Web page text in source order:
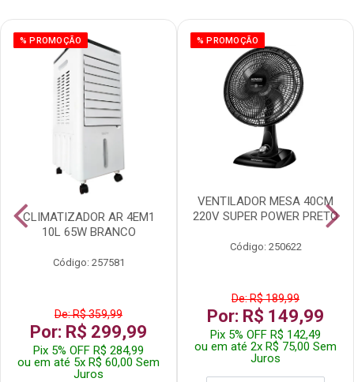
% PROMOÇÃO
CLIMATIZADOR AR 4EM1
10L 65W BRANCO
Código: 257581
De: R$ 359,99
Por: R$ 299,99
Pix 5% OFF R$ 284,99
ou em até 5x R$ 60,00 Sem
Juros
% PROMOÇÃO
VENTILADOR MESA 40CM
220V SUPER POWER PRETO
Código: 250622
De: R$ 189,99
Por: R$ 149,99
Pix 5% OFF R$ 142,49
ou em até 2x R$ 75,00 Sem
Juros